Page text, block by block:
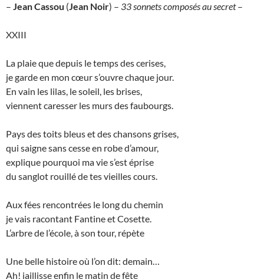
– Jean Cassou (Jean Noir) – 33 sonnets composés au secret–
XXIII
La plaie que depuis le temps des cerises,
je garde en mon cœur s’ouvre chaque jour.
En vain les lilas, le soleil, les brises,
viennent caresser les murs des faubourgs.
Pays des toits bleus et des chansons grises,
qui saigne sans cesse en robe d’amour,
explique pourquoi ma vie s’est éprise
du sanglot rouillé de tes vieilles cours.
Aux fées rencontrées le long du chemin
je vais racontant Fantine et Cosette.
L’arbre de l’école, à son tour, répète
Une belle histoire où l’on dit: demain…
Ah! jaillisse enfin le matin de fête